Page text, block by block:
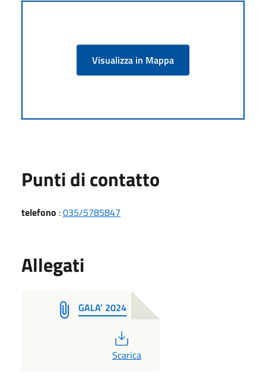
Visualizza in Mappa
Punti di contatto
telefono :035/5785847
Allegati
GALA' 2024
PDF
Scarica